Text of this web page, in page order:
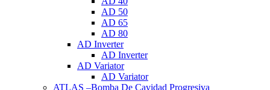
AD 50
AD 65
AD 80
AD Inverter
AD Inverter
AD Variator
AD Variator
ATLAS –Bomba De Cavidad Progresiva